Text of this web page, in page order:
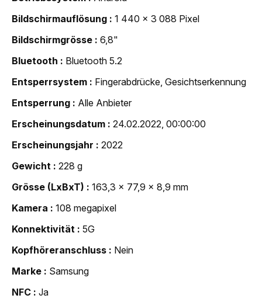
Bildschirmauflösung
1 440 x 3 088 Pixel
Bildschirmgrösse
6,8"
Bluetooth
Bluetooth 5.2
Entsperrsystem
Fingerabdrücke, Gesichtserkennung
Entsperrung
Alle Anbieter
Erscheinungsdatum
24.02.2022, 00:00:00
Erscheinungsjahr
2022
Gewicht
228 g
Grösse (LxBxT)
163,3 x 77,9 x 8,9 mm
Kamera
108 megapixel
Konnektivität
5G
Kopfhöreranschluss
Nein
Marke
Samsung
NFC
Ja